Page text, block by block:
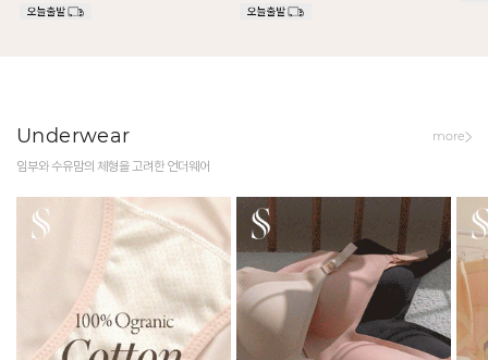
Underwear
임부와 수유맘의 체형을 고려한 언더웨어
more